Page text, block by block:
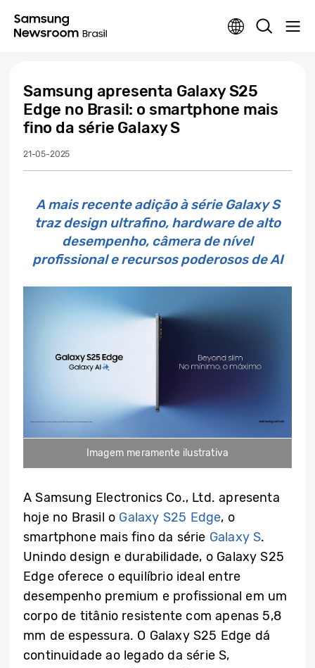
Samsung apresenta Galaxy S25
Edge no Brasil: o smartphone mais
fino da série Galaxy S
21-05-2025
A mais recente adição à série Galaxy S
traz design ultrafino, hardware de alto
desempenho, câmera de nível
profissional e recursos poderosos de AI
Imagem meramente ilustrativa
A Samsung Electronics Co., Ltd. apresenta
hoje no Brasil o Galaxy S25 Edge, o
smartphone mais fino da série Galaxy S.
Unindo design e durabilidade, o Galaxy S25
Edge oferece o equilíbrio ideal entre
desempenho premium e profissional em um
corpo de titânio resistente com apenas 5,8
mm de espessura. O Galaxy S25 Edge dá
continuidade ao legado da série S,